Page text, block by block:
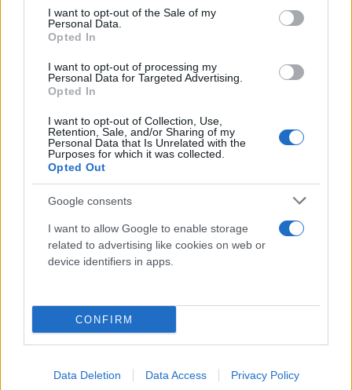
consent section.
I want to opt-out of the Sale of my
Personal Data.
Opted In
I want to opt-out of processing my
Personal Data for Targeted Advertising.
Opted In
I want to opt-out of Collection, Use,
Retention, Sale, and/or Sharing of my
Personal Data that Is Unrelated with the
Purposes for which it was collected.
Opted Out
Google consents
I want to allow Google to enable storage
related to advertising like cookies on web or
device identifiers in apps.
CONFIRM
Data Deletion Data Access Privacy Policy
Βασιλόπουλος. Η εταιρεία συνεχίζει να εστιάζει
στην ανάπτυξη της αγροτικής, κτηνοτροφικής
τοπικούς παραγωγούς, ενώ προσφέρει προϊόντα
ιδιωτικής ετικέτας υψηλής ποιότητας, με στόχο την
επόμενη τριετίατην εισαγωγή 450 νέων
προϊόντωνκαι1.000 νέων κωδικών που
συνδυάζουν ποιότητα και προσιτή τιμή
σημασία για την ΑΒ Βασιλόπουλος έχουν τα μικρά
καταστήματα γειτονιάς, η
ταχεία παράδοση (fast
delivery) και το ηλεκτρονικό εμπόριο (e-
commerce), που είναι πεδία ανάπτυξης για την
εταιρεία, με ναυαρχίδα το
προσωπικό και στόλο άνω των 60 φορτηγών,
εξυπηρετώντας όλη την Αττική.
Ο άνθρωπος και το περιβάλλον στο επίκεντρο